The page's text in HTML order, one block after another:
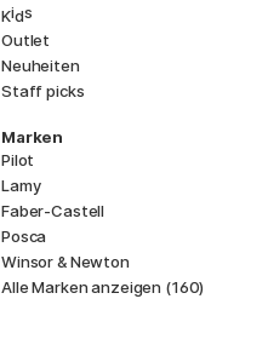
Kids
Outlet
Neuheiten
Staff picks
Marken
Pilot
Lamy
Faber-Castell
Posca
Winsor & Newton
Alle Marken anzeigen (160)